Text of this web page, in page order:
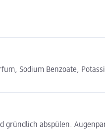
Sodium Benzoate,
abspülen.